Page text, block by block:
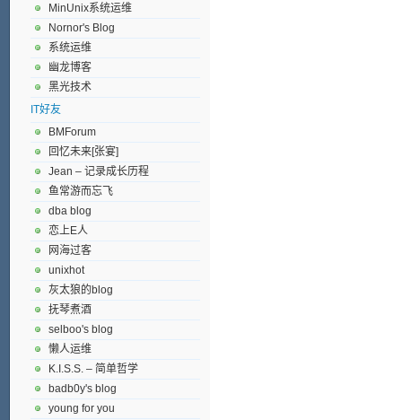
MinUnix系统运维
Nornor's Blog
系统运维
幽龙博客
黑光技术
IT好友
BMForum
回忆未来[张宴]
Jean – 记录成长历程
鱼常游而忘飞
dba blog
恋上E人
网海过客
unixhot
灰太狼的blog
抚琴煮酒
selboo's blog
懒人运维
K.I.S.S. – 简单哲学
badb0y's blog
young for you